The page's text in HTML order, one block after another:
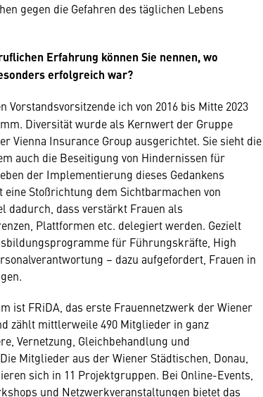
gegen die Gefahren des täglichen Lebens
Erfahrung können Sie nennen, wo
erfolgreich war?
Vorstandsvorsitzende ich von 2016 bis Mitte 2023
Diversität wurde als Kernwert der Gruppe
Vienna Insurance Group ausgerichtet. Sie sieht die
auch die Beseitigung von Hindernissen für
der Implementierung dieses Gedankens
Stoßrichtung dem Sichtbarmachen von
dadurch, dass verstärkt Frauen als
Plattformen etc. delegiert werden. Gezielt
für Führungskräfte, High
– dazu aufgefordert, Frauen in
ist FRiDA, das erste Frauennetzwerk der Wiener
zählt mittlerweile 490 Mitglieder in ganz
Vernetzung, Gleichbehandlung und
Mitglieder aus der Wiener Städtischen, Donau,
sich in 11 Projektgruppen. Bei Online-Events,
und Netzwerkveranstaltungen bietet das